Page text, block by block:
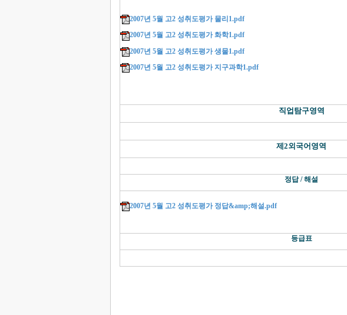
2007년 5월 고2 성취도평가 물리1.pdf
2007년 5월 고2 성취도평가 화학1.pdf
2007년 5월 고2 성취도평가 생물1.pdf
2007년 5월 고2 성취도평가 지구과학1.pdf
직업탐구영역
제2외국어영역
정답 / 해설
2007년 5월 고2 성취도평가 정답&amp;해설.pdf
등급표